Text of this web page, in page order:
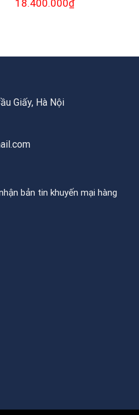
gốc
18.400.000₫
hiện
Giấy, Hà Nội
bản tin khuyến mại hàng